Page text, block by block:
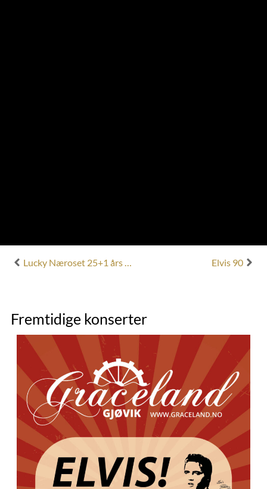
Lucky Næroset 25+1 års jubileum Elvis 90
Fremtidige konserter